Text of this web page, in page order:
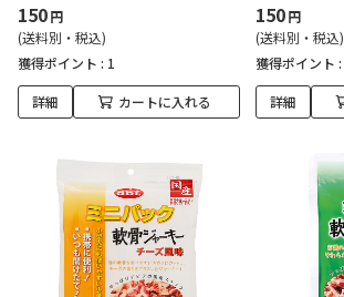
150円
(送料別・税込)
獲得ポイント : 1
詳細 カートに入れる
150円
(送料別・税込)
獲得ポイント :
詳細